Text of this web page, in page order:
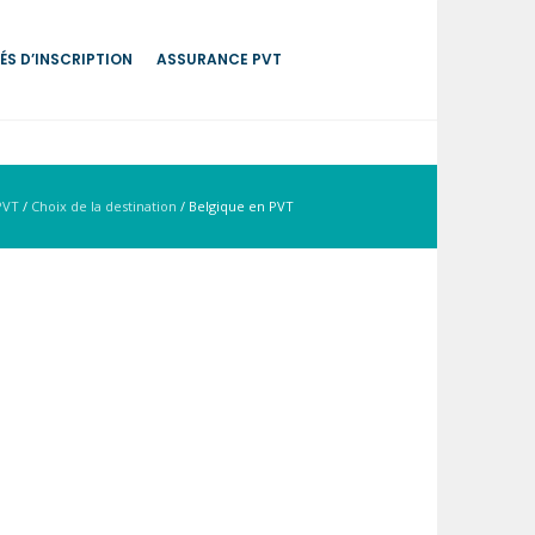
D’INSCRIPTION ASSURANCE PVT
/ Choix de la destination / Belgique en PVT